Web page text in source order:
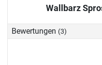
Wallbarz
Bewertungen (3)